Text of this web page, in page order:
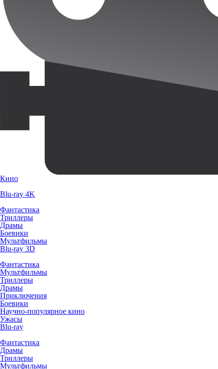
Кино
Blu-ray 4K
Фантастика
Триллеры
Драмы
Боевики
Мультфильмы
Blu-ray 3D
Фантастика
Мультфильмы
Триллеры
Драмы
Приключения
Боевики
Научно-популярное кино
Ужасы
Blu-ray
Фантастика
Драмы
Триллеры
Мультфильмы